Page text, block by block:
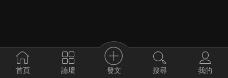
首頁 論壇 發文 搜尋 我的